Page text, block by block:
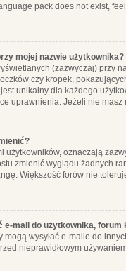
pack does not exist,
mojej nazwie użytkownika?
(zazwyczaj) przy
czy kropek,
unikalny dla każdego
uprawnienia. Jeżeli nie
użytkowników, oznaczają
zmienić wyglądu żadnych
Większość forów nie
e-mail do użytkownika,
wysyłać e-maile do
nieprawidłowym